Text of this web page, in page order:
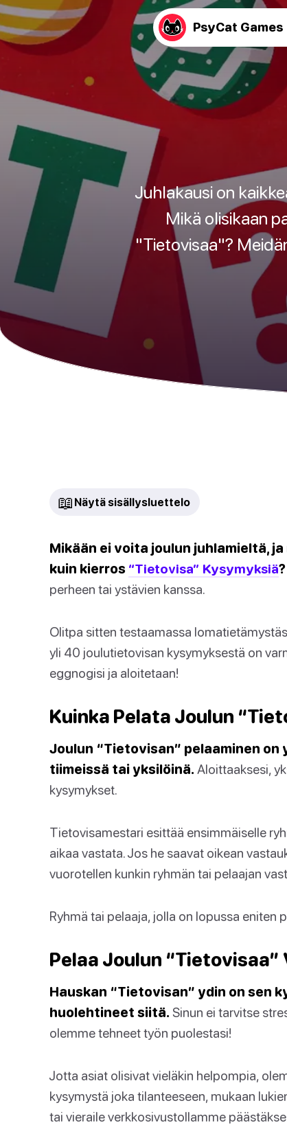
PsyCat Games
Juhlakausi on
Mikä olisikaan
"Tietovisaa"?
📖 Näytä sisällysluettelo
Mikään ei voita joulun juhlamieltä,
kuin kierros “Tietovisa” Kysymyksiä?
perheen tai ystävien kanssa.
Olitpa sitten testaamassa
yli 40 joulutietovisan kysymyksestä on
eggnogisi ja aloitetaan!
Kuinka Pelata Joulun
Joulun “Tietovisan” pelaaminen
tiimeissä tai yksilöinä. Aloittaaksesi,
kysymykset.
Tietovisamestari esittää ensimmäiselle
aikaa vastata. Jos he saavat oikean
vuorotellen kunkin ryhmän tai pelaajan
Ryhmä tai pelaaja, jolla on lopussa eniten
Pelaa Joulun “Tietovisaa”
Hauskan “Tietovisan” ydin on sen
huolehtineet siitä. Sinun ei tarvitse
olemme tehneet työn puolestasi!
Jotta asiat olisivat vieläkin helpompia,
kysymystä joka tilanteeseen, mukaan
tai vieraile verkkosivustollamme